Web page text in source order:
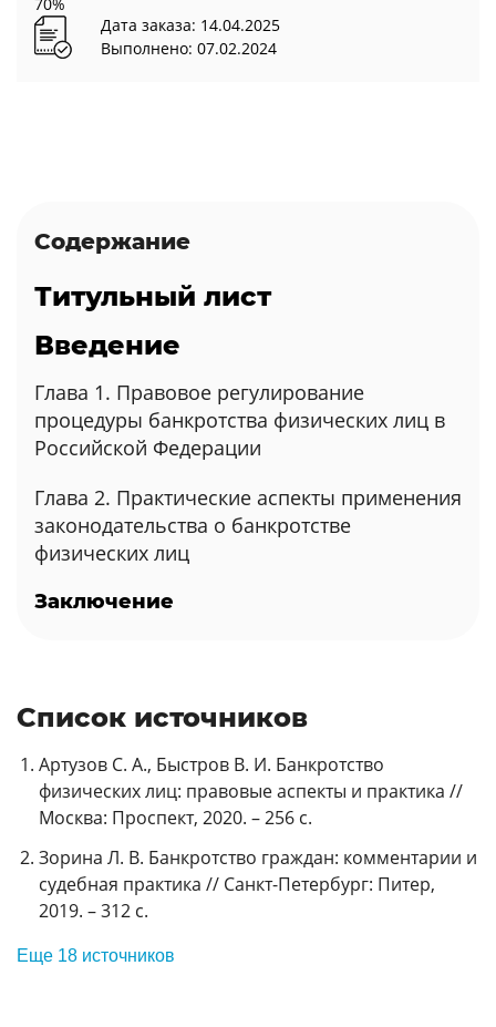
Дата заказа: 14.04.2025
Выполнено: 07.02.2024
Содержание
Титульный лист
Введение
Глава 1. Правовое регулирование
процедуры банкротства физических лиц в
Российской Федерации
Глава 2. Практические аспекты применения
законодательства о банкротстве
физических лиц
Заключение
Список источников
Артузов С. А., Быстров В. И. Банкротство
физических лиц: правовые аспекты и практика //
Москва: Проспект, 2020. – 256 с.
Зорина Л. В. Банкротство граждан: комментарии и
судебная практика // Санкт-Петербург: Питер,
2019. – 312 с.
Еще 18 источников